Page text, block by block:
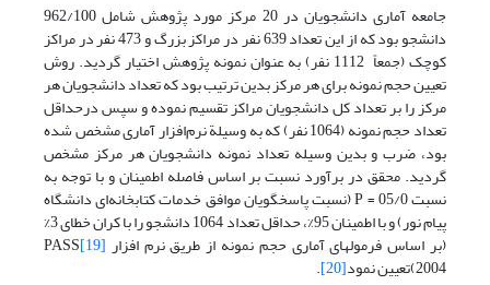
جامعه آماری دانشجویان در 20 مرکز مورد پژوهش شامل 962/100
دانشجو بود که از این تعداد 639 نفر در مراکز بزرگ و 473 نفر در مراکز
کوچک (جمعاً 1112 نفر) به عنوان نمونه پژوهش اختیار گردید. روش
تعیین حجم نمونه برای هر مرکز بدین ترتیب بود که تعداد دانشجویان هر
مرکز را بر تعداد کل دانشجویان مراکز تقسیم نموده و سپس درحداقل
تعداد حجم نمونه (1064 نفر) که به وسیلة نرم‌افزار آماری مشخص شده
بود، ضرب و بدین وسیله تعداد نمونه دانشجویان هر مرکز مشخص
گردید. محقق در برآورد نسبت بر اساس فاصله اطمینان و با توجه به
نسبت 05/0 = P (نسبت پاسخگویان موافق خدمات کتابخانه‌ای دانشگاه
پیام نور) و با اطمینان 95%، حداقل تعداد 1064 دانشجو را با کران خطای 3%
(بر اساس فرمولهای آماری حجم نمونه از طریق نرم افزار [19]
PASS
2004)تعیین نمود [20]
.